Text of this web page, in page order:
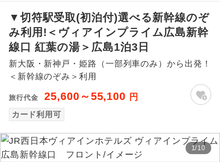
▼切符駅受取(初泊付)選べる新幹線のぞ
み利用!＜ヴィアインプライム広島新幹
線口 紅葉の湯＞広島1泊3日
新大阪・新神戸・姫路（一部列車のみ）から出発！
＜新幹線のぞみ＞利用
旅行代金 25,600～55,100 円
カード利用可
1/10
現地添乗員同
行
現地到着空港（駅）から最終日出発空港
（駅）まで添乗員が同行します。
バスガイド乗
務
バスガイドが乗務し、車内での観光案内
があります。
世界遺産
絶景 絶景スポットに立ち寄るコースです。